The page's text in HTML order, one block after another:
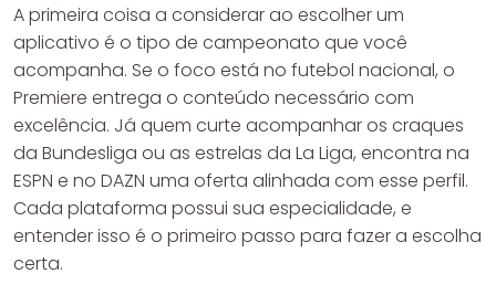
A primeira coisa a considerar ao escolher um
aplicativo é o tipo de campeonato que você
acompanha. Se o foco está no futebol nacional, o
Premiere entrega o conteúdo necessário com
excelência. Já quem curte acompanhar os craques
da Bundesliga ou as estrelas da La Liga, encontra na
ESPN e no DAZN uma oferta alinhada com esse perfil.
Cada plataforma possui sua especialidade, e
entender isso é o primeiro passo para fazer a escolha
certa.